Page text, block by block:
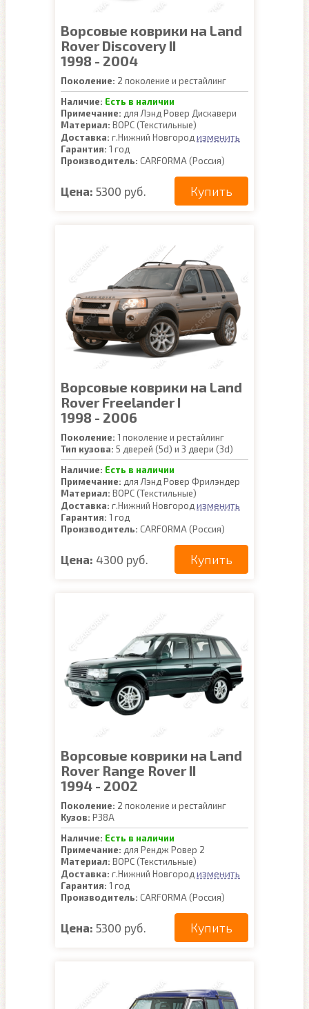
Ворсовые коврики на Land
Rover Discovery II
1998 - 2004
Поколение: 2 поколение и рестайлинг
Наличие: Есть в наличии
Примечание: для Лэнд Ровер Дискавери
Материал: ВОРС (Текстильные)
Доставка: г.Нижний Новгород изменить
Гарантия: 1 год
Производитель: CARFORMA (Россия)
Цена: 5300 руб. Купить
Ворсовые коврики на Land
Rover Freelander I
1998 - 2006
Поколение: 1 поколение и рестайлинг
Тип кузова: 5 дверей (5d) и 3 двери (3d)
Наличие: Есть в наличии
Примечание: для Лэнд Ровер Фрилэндер
Материал: ВОРС (Текстильные)
Доставка: г.Нижний Новгород изменить
Гарантия: 1 год
Производитель: CARFORMA (Россия)
Цена: 4300 руб. Купить
Ворсовые коврики на Land
Rover Range Rover II
1994 - 2002
Поколение: 2 поколение и рестайлинг
Кузов: P38A
Наличие: Есть в наличии
Примечание: для Рендж Ровер 2
Материал: ВОРС (Текстильные)
Доставка: г.Нижний Новгород изменить
Гарантия: 1 год
Производитель: CARFORMA (Россия)
Цена: 5300 руб. Купить